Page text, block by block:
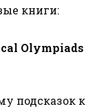
книги:
Olympiads
подсказок к